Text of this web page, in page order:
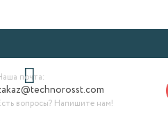
почта:
вопросы? Напишите нам!